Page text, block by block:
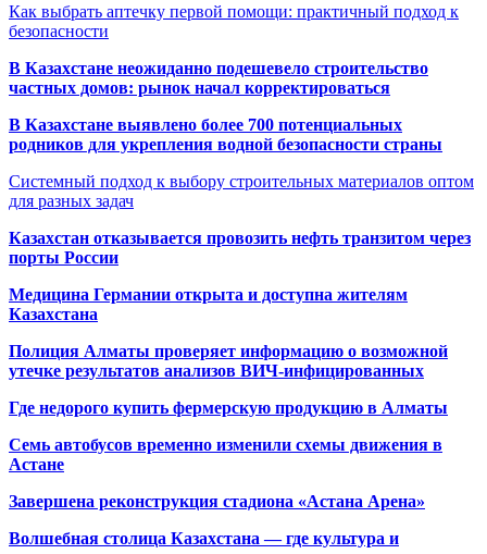
Как выбрать аптечку первой помощи: практичный подход к
безопасности
В Казахстане неожиданно подешевело строительство
частных домов: рынок начал корректироваться
В Казахстане выявлено более 700 потенциальных
родников для укрепления водной безопасности страны
Системный подход к выбору строительных материалов оптом
для разных задач
Казахстан отказывается провозить нефть транзитом через
порты России
Медицина Германии открыта и доступна жителям
Казахстана
Полиция Алматы проверяет информацию о возможной
утечке результатов анализов ВИЧ-инфицированных
Где недорого купить фермерскую продукцию в Алматы
Семь автобусов временно изменили схемы движения в
Астане
Завершена реконструкция стадиона «Астана Арена»
Волшебная столица Казахстана — где культура и